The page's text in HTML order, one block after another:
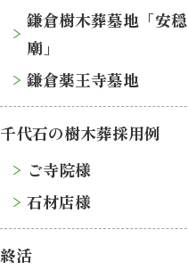
鎌倉樹木葬墓地「安穏
廟」
鎌倉薬王寺墓地
千代石の樹木葬採用例
ご寺院様
石材店様
終活